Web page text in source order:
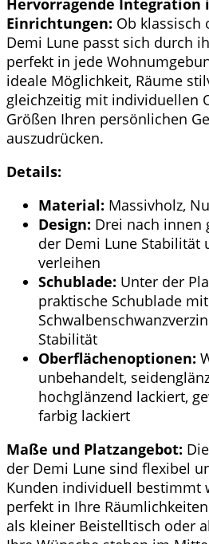
Hervorragende Integration
Einrichtungen: Ob klassisch
Demi Lune passt sich durch
perfekt in jede
ideale Möglichkeit, Räume
gleichzeitig mit individuellen
Größen Ihren persönlichen
auszudrücken.
Details:
Material: Massivholz,
Design: Drei nach innen
der Demi Lune Stabilität
verleihen
Schublade: Unter der
praktische Schublade mit
Stabilität
Oberflächenoptionen:
unbehandelt,
hochglänzend lackiert,
farbig lackiert
Maße und Platzangebot:
der Demi Lune sind flexibel
Kunden individuell bestimmt
perfekt in Ihre
als kleiner Beistelltisch oder